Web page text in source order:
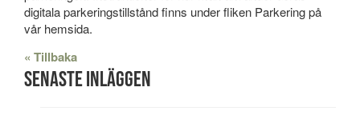
digitala parkeringstillstånd finns under fliken Parkering på
vår hemsida.
« Tillbaka
Senaste inläggen